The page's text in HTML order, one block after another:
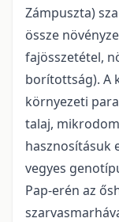
Zámpuszta)
össze
fajösszetétel,
borítottság). A
környezeti
talaj,
hasznosításuk
vegyes
Pap-erén az